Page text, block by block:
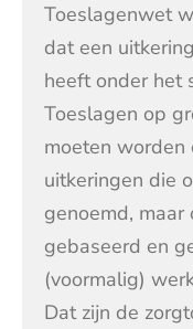
Toeslagenwet
dat een
heeft onder het
Toeslagen op
moeten worden
uitkeringen die
genoemd,
gebaseerd en
(voormalig)
Dat zijn de